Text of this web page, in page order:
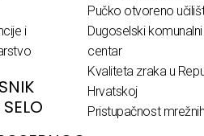
i
Pučko otvoreno
Dugoselski
centar
Kvaliteta zraka u
Hrvatskoj
Pristupačnost